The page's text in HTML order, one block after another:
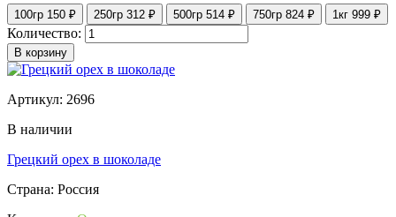
100гр 150 ₽ 250гр 312 ₽ 500гр 514 ₽ 750гр 824 ₽ 1кг 999 ₽
Количество:
В корзину
Артикул: 2696
В наличии
Грецкий орех в шоколаде
Страна: Россия